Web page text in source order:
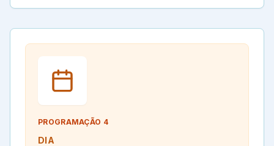
PROGRAMAÇÃO 4
DIA